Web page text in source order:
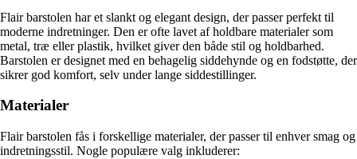
Flair barstolen har et slankt og elegant design, der passer perfekt til
moderne indretninger. Den er ofte lavet af holdbare materialer som
metal, træ eller plastik, hvilket giver den både stil og holdbarhed.
Barstolen er designet med en behagelig siddehynde og en fodstøtte, der
sikrer god komfort, selv under lange siddestillinger.
Materialer
Flair barstolen fås i forskellige materialer, der passer til enhver smag og
indretningsstil. Nogle populære valg inkluderer: